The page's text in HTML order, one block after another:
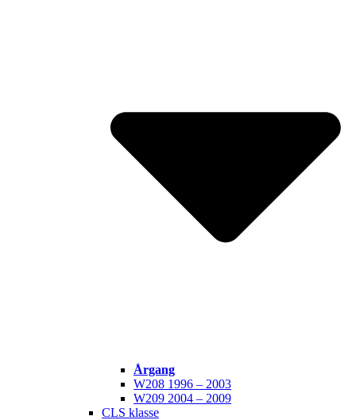
Årgang
W208 1996 – 2003
W209 2004 – 2009
CLS klasse